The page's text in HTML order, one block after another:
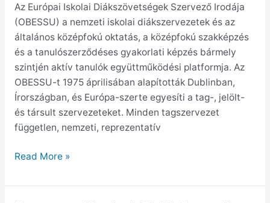
Az Európai Iskolai Diákszövetségek Szervező Irodája
(OBESSU) a nemzeti iskolai diákszervezetek és az
általános középfokú oktatás, a középfokú szakképzés
és a tanulószerződéses gyakorlati képzés bármely
szintjén aktív tanulók együttműködési platformja. Az
OBESSU-t 1975 áprilisában alapították Dublinban,
Írországban, és Európa-szerte egyesíti a tag-, jelölt-
és társult szervezeteket. Minden tagszervezet
független, nemzeti, reprezentatív
Iskolai
Diákszövetségek
Szervező
Irodája
Read More »